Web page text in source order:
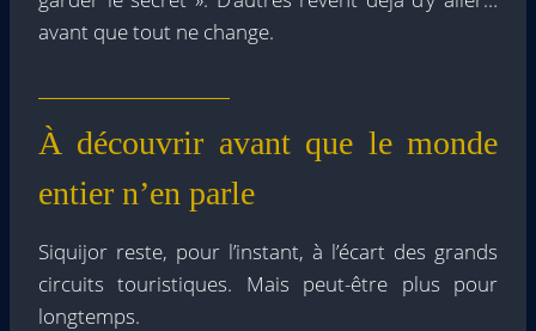
avant que tout ne change.
À découvrir avant que le monde
entier n’en parle
Siquijor reste, pour l’instant, à l’écart des grands
circuits touristiques. Mais peut-être plus pour
longtemps.